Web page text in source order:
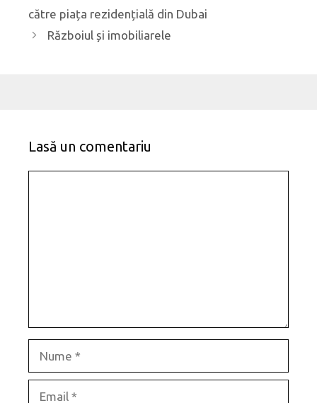
în
către piața rezidențială din Dubai
Războiul și imobiliarele
Lasă un comentariu